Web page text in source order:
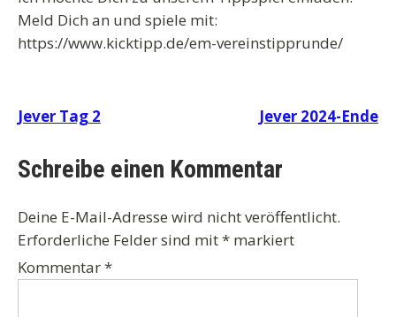
Meld Dich an und spiele mit:
https://www.kicktipp.de/em-vereinstipprunde/
Beitragsnavigation
Jever Tag 2 Jever 2024-Ende
Schreibe einen Kommentar
Deine E-Mail-Adresse wird nicht veröffentlicht.
Erforderliche Felder sind mit* markiert
Kommentar*